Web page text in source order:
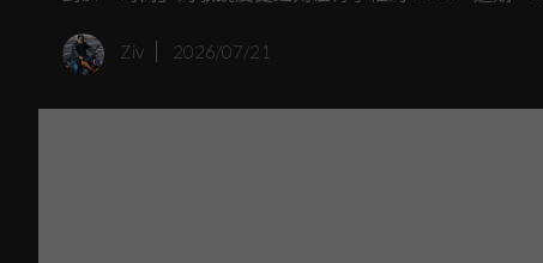
「行動設計草圖」
在 2026 年的 Goodwood 速度嘉年華上，為我們帶來了兩
Ziv 2026/07/21